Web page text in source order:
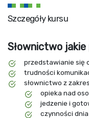
Szczegóły kursu
Słownictwo
przedstawianie się
trudności
słownictwo z
opieka nad
jedzenie i
czynności